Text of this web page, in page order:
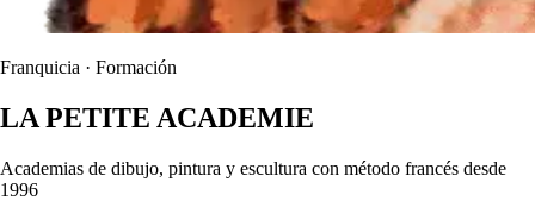
Franquicia · Formación
LA PETITE ACADEMIE
Academias de dibujo, pintura y escultura con método francés desde
1996